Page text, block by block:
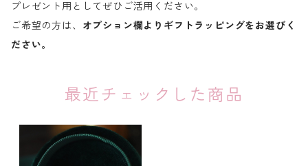
プレゼント用としてぜひご活用ください。
ご希望の方は、 オプション欄よりギフトラッピングをお選びく
ださい。
最近チェックした商品